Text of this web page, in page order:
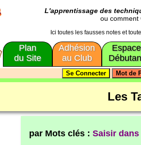
L'apprentissage des
ou comment
Ici toutes les fausses notes et
Plan
du Site
Adhésion
au Club
Espace
Les
par Mots clés :Saisir